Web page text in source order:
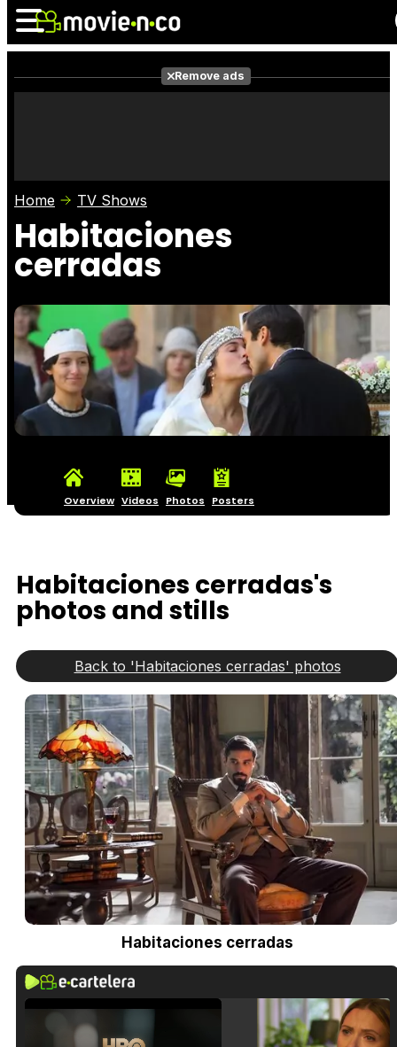
Photos
Remove ads
Home TV Shows
Habitaciones
cerradas
Overview Videos Photos Posters
Habitaciones cerradas's
photos and stills
Back to 'Habitaciones cerradas' photos
Habitaciones cerradas